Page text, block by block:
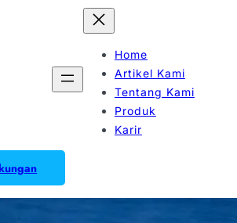
Home
Artikel Kami
Tentang Kami
Produk
Karir